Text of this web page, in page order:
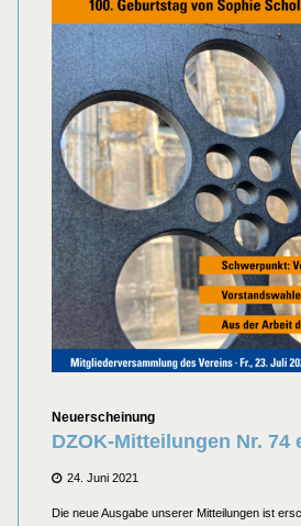
Kategorien
Neuerscheinung
DZOK-Mitteilungen Nr. 74
Posted
24. Juni 2021
Die neue Ausgabe unserer Mitteilungen ist